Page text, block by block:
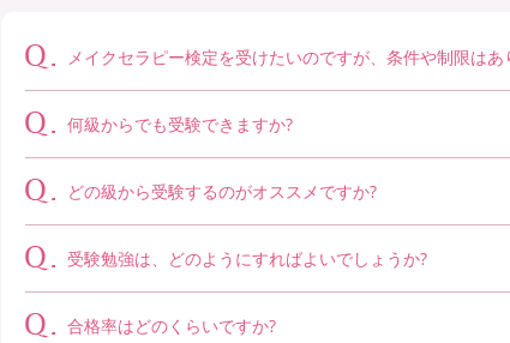
メイクセラピー検定を受けたいのですが、条件や制限はあ
何級からでも受験できますか?
どの級から受験するのがオススメですか?
受験勉強は、どのようにすればよいでしょうか?
合格率はどのくらいですか?